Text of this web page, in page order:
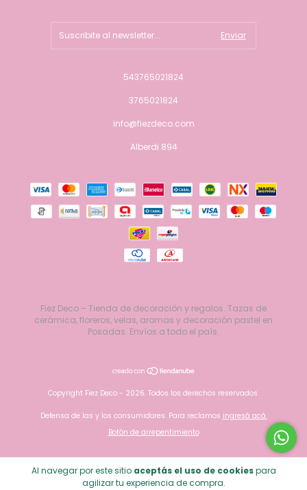
Al navegar por este sitio aceptás el uso de cookiespara
agilizar tu experiencia de compra.
543765021824
3765021824
info@fiezdeco.com
Alberdi 894
Fiez Deco – Tienda de decoración y regalos. Tazas de
cerámica, floreros, velas, aromas y decoración pastel en
Posadas. Envíos a todo el país.
Copyright Fiez Deco - 2026. Todos los derechos reservados.
Defensa de las y los consumidores. Para reclamos ingresá acá.
Botón de arrepentimiento